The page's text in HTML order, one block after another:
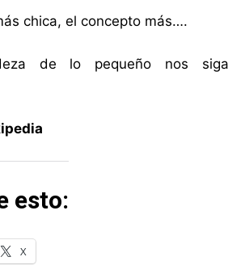
chica, el concepto más….
de lo pequeño nos siga
esto:
X